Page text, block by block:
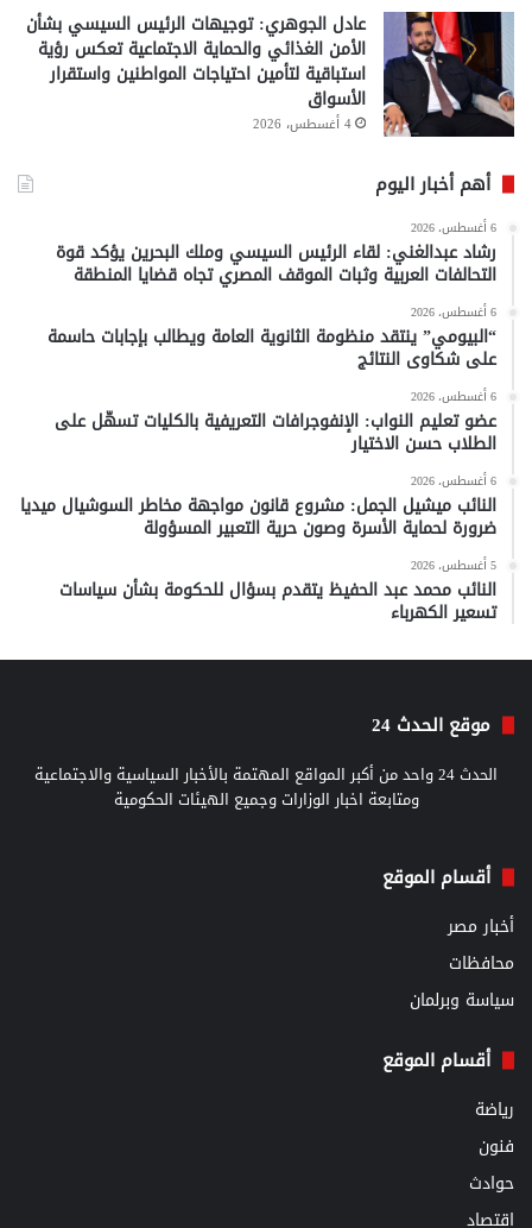
عادل الجوهري: توجيهات الرئيس السيسي بشأن
الأمن الغذائي والحماية الاجتماعية تعكس رؤية
استباقية لتأمين احتياجات المواطنين واستقرار
الأسواق
4 أغسطس، 2026
أهم أخبار اليوم
6 أغسطس، 2026
رشاد عبدالغني: لقاء الرئيس السيسي وملك البحرين يؤكد قوة
التحالفات العربية وثبات الموقف المصري تجاه قضايا المنطقة
6 أغسطس، 2026
“البيومي” ينتقد منظومة الثانوية العامة ويطالب بإجابات حاسمة
على شكاوى النتائج
6 أغسطس، 2026
عضو تعليم النواب: الإنفوجرافات التعريفية بالكليات تسهّل على
الطلاب حسن الاختيار
6 أغسطس، 2026
النائب ميشيل الجمل: مشروع قانون مواجهة مخاطر السوشيال ميديا
ضرورة لحماية الأسرة وصون حرية التعبير المسؤولة
5 أغسطس، 2026
النائب محمد عبد الحفيظ يتقدم بسؤال للحكومة بشأن سياسات
تسعير الكهرباء
موقع الحدث 24
الحدث 24 واحد من أكبر المواقع المهتمة بالأخبار السياسية والاجتماعية
ومتابعة اخبار الوزارات وجميع الهيئات الحكومية
أقسام الموقع
أخبار مصر
محافظات
سياسة وبرلمان
أقسام الموقع
رياضة
فنون
حوادث
اقتصاد